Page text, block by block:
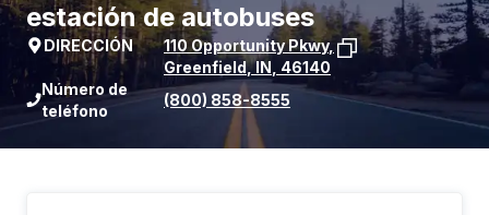
estación de autobuses
DIRECCIÓN 110 Opportunity Pkwy,
Greenfield,IN 46140
Ver la ubicación de la parada en
Número de
teléfono
(800) 858-8555